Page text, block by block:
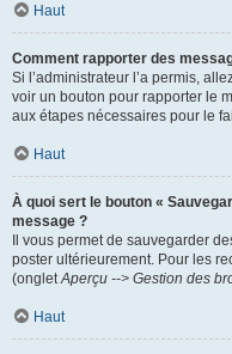
Haut
Comment rapporter des
Si l’administrateur l’a permis,
voir un bouton pour rapporter le
aux étapes nécessaires pour le
Haut
À quoi sert le bouton «
message ?
Il vous permet de sauvegarder
poster ultérieurement. Pour les
(ongletAperçu --> Gestion des
Haut